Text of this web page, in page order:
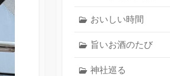
おいしい時間
旨いお酒のたび
神社巡る